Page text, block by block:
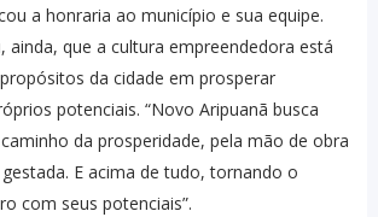
a honraria ao município e sua equipe.
ainda, que a cultura empreendedora está
da cidade em prosperar
potenciais. “Novo Aripuanã busca
da prosperidade, pela mão de obra
E acima de tudo, tornando o
com seus potenciais”.